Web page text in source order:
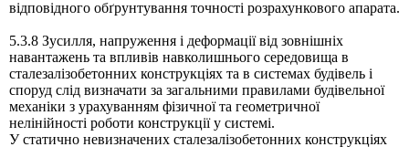
відповідного обґрунтування точності розрахункового апарата.
5.3.8 Зусилля, напруження і деформації від зовнішніх
навантажень та впливів навколишнього середовища в
сталезалізобетонних конструкціях та в системах будівель і
споруд слід визначати за загальними правилами будівельної
механіки з урахуванням фізичної та геометричної
нелінійності роботи конструкції у системі.
У статично невизначених сталезалізобетонних конструкціях